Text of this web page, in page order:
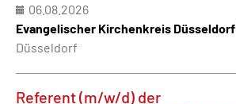
06.08.2026
Evangelischer Kirchenkreis Düsseldorf
Düsseldorf
Referent (m/w/d) der